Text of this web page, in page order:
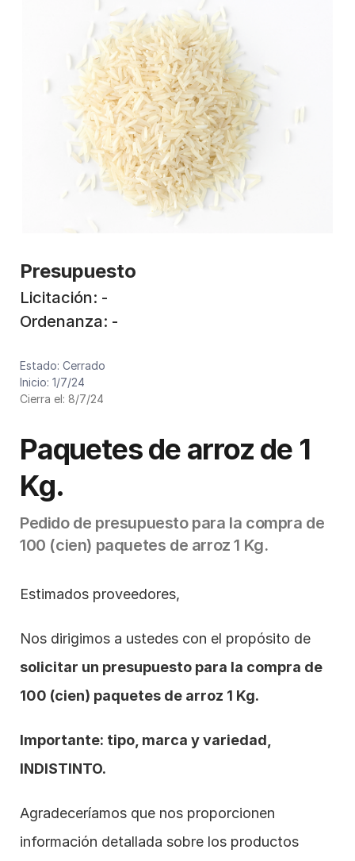
Presupuesto
Licitación: -
Ordenanza: -
Cód. de presupuesto: P023/2024
Estado: Cerrado
Inicio: 1/7/24
Cierra el: 8/7/24
Paquetes de arroz de 1
Kg.
Pedido de presupuesto para la compra de
100 (cien) paquetes de arroz 1 Kg.
Estimados proveedores,
solicitar un presupuesto para la compra de
100 (cien) paquetes de arroz 1 Kg.
Importante: tipo, marca y variedad,
INDISTINTO.
Agradeceríamos que nos proporcionen
información detallada sobre los productos